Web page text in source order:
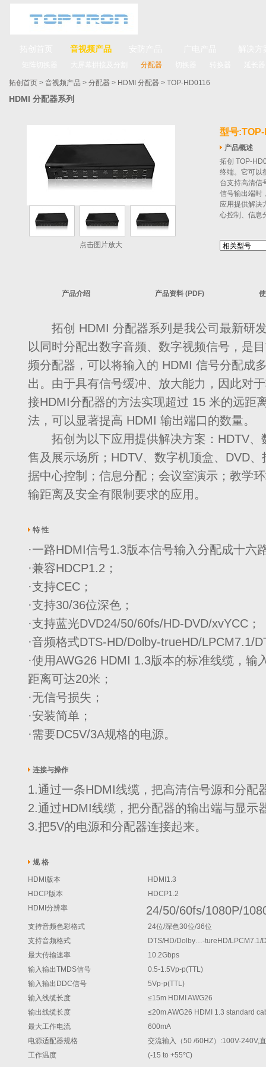
音视频产品
分配器
拓创首页 > 音视频产品 > 分配器 > HDMI 分配器 > TOP-HD0116
HDMI 分配器系列
型号
产品概述
拓创 TOP-
终端。它可以
台支持高清信
信号输出端时
应用提供解决
心控制、信息
点击图片放大
产品介绍 产品资料 (PDF)
拓创 HDMI 分配器系列是我公司最新研
以同时分配出数字音频、数字视频信号，是
频分配器，可以将输入的 HDMI 信号分配成
出。由于具有信号缓冲、放大能力，因此对
接HDMI分配器的方法实现超过 15 米的远距
法，可以显著提高 HDMI 输出端口的数量。
拓创为以下应用提供解决方案：HDTV、
售及展示场所；HDTV、数字机顶盒、DVD
据中心控制；信息分配；会议室演示；教学
输距离及安全有限制要求的应用。
特 性
·一路HDMI信号1.3版本信号输入分配成十六
·兼容HDCP1.2；
·支持CEC；
·支持30/36位深色；
·支持蓝光DVD24/50/60fs/HD-DVD/xvYCC；
·音频格式DTS-HD/Dolby-trueHD/LPCM7.1/
·使用AWG26 HDMI 1.3版本的标准线缆，输
距离可达20米；
·无信号损失；
·安装简单；
·需要DC5V/3A规格的电源。
连接与操作
1.通过一条HDMI线缆，把高清信号源和分配
2.通过HDMI线缆，把分配器的输出端与显示
3.把5V的电源和分配器连接起来。
规 格
HDMI版本
HDMI1.3
HDCP版本
HDCP1.2
HDMI分辨率
24/50/60fs/1080P/
支持音频色彩格式
24位/深色30位/36位
支持音频格式
DTS/HD/Dolby…-tureHD/LPCM7.1/
最大传输速率
10.2Gbps
输入输出TMDS信号
0.5-1.5Vp-p(TTL)
输入输出DDC信号
5Vp-p(TTL)
输入线缆长度
≤15m HDMI AWG26
输出线缆长度
≤20m AWG26 HDMI 1.3 standard
最大工作电流
600mA
电源适配器规格
交流输入（50 /60HZ）:100V-240V,
工作温度
(-15 to +55℃)